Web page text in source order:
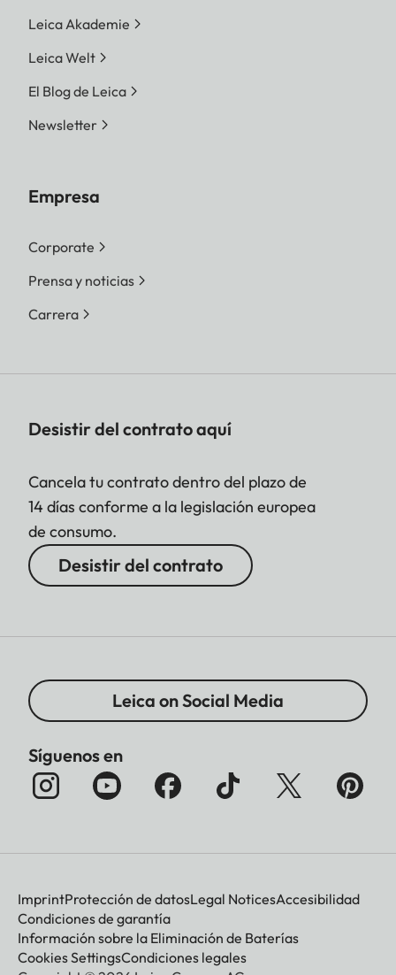
Leica Akademie
Leica Welt
El Blog de Leica
Newsletter
Empresa
Corporate
Prensa y noticias
Carrera
Desistir del contrato aquí
Cancela tu contrato dentro del plazo de
14 días conforme a la legislación europea
de consumo.
Desistir del contrato
Leica on Social Media
Síguenos en
ImprintProtección de datosLegal NoticesAccesibilidad
Condiciones de garantía
Información sobre la Eliminación de Baterías
Cookies SettingsCondiciones legales